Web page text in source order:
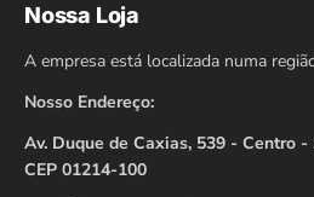
Nossa Loja
A empresa está localizada numa
Nosso Endereço:
Av. Duque de Caxias, 539 - Centro -
CEP 01214-100